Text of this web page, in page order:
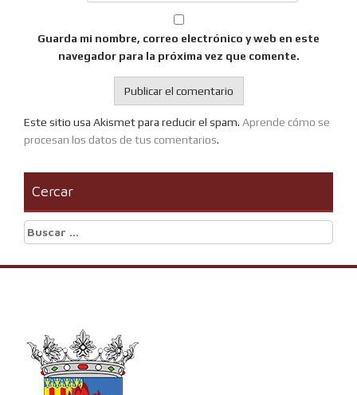
Guarda mi nombre, correo electrónico y web en este
navegador para la próxima vez que comente.
Este sitio usa Akismet para reducir el spam. Aprende cómo se
procesan los datos de tus comentarios.
Cercar
Buscar: